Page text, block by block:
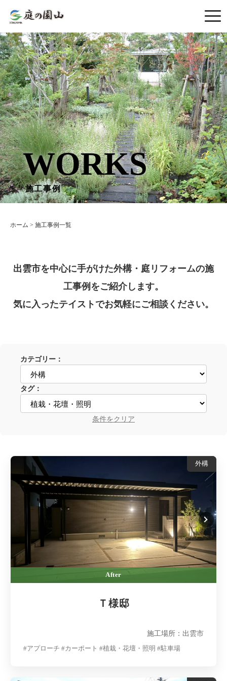
WORKS
施工事例
ホーム > 施工事例一覧
出雲市を中心に手がけた外構・庭リフォームの施
工事例をご紹介します。
気に入ったテイストでお気軽にご相談ください。
カテゴリー：
タグ：
条件をクリア
After
外構
Ｔ様邸
施工場所：出雲市
#アプローチ #カーポート #植栽・花壇・照明 #駐車場